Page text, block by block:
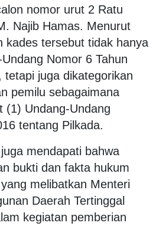
nomor urut 2 Ratu
Najib Hamas. Menurut
kades tersebut tidak hanya
Nomor 6 Tahun
tetapi juga dikategorikan
pemilu sebagaimana
(1) Undang-Undang
tentang Pilkada.
mendapati bahwa
bukti dan fakta hukum
melibatkan Menteri
Daerah Tertinggal
kegiatan pemberian